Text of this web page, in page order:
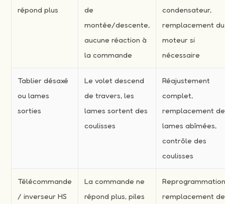
répond plus
de
montée/descente,
aucune réaction à
la commande
condensateur,
remplacement du
moteur si
nécessaire
Tablier désaxé
ou lames
sorties
Le volet descend
de travers, les
lames sortent des
coulisses
Réajustement
complet,
remplacement de
lames abîmées,
contrôle des
coulisses
Télécommande
/ inverseur HS
La commande ne
répond plus, piles
remplacement de